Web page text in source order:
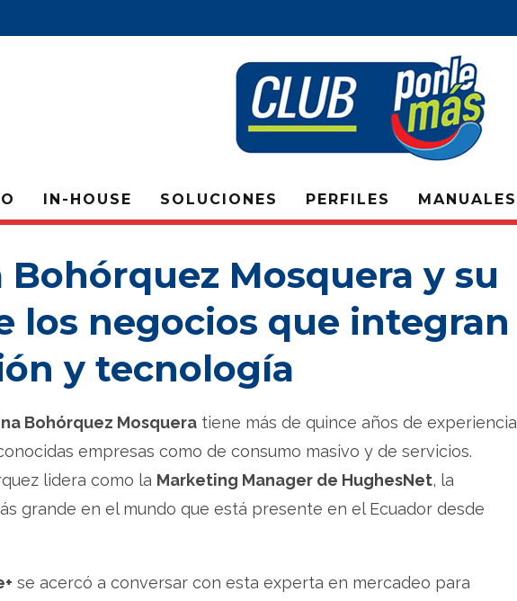
IN-HOUSE SOLUCIONES PERFILES MANUALES
Bohórquez Mosquera y su
los negocios que integran
y tecnología
Bohórquez Mosquera tiene más de quince años de experiencia
empresas como de consumo masivo y de servicios.
lidera como la Marketing Manager de HughesNet, la
grande en el mundo que está presente en el Ecuador desde
se acercó a conversar con esta experta en mercadeo para